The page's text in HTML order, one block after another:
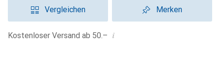
Vergleichen Merken
Kostenloser Versand ab 50.– i